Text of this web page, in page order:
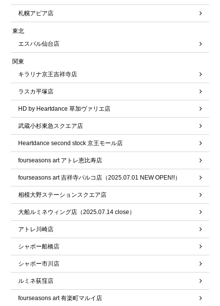
札幌アピア店
東北
エスパル仙台店
関東
キラリナ京王吉祥寺店
ラスカ平塚店
HD by Heartdance 草加ヴァリエ店
武蔵小杉東急スクエア店
Heartdance second stock 京王モール店
fourseasons art アトレ恵比寿店
fourseasons art 吉祥寺パルコ店（2025.07.01 NEW OPEN!!）
相模大野ステーションスクエア店
大船ルミネウィング店（2025.07.14 close）
アトレ川崎店
シャポー船橋店
シャポー市川店
ルミネ荻窪店
fourseasons art 有楽町マルイ店